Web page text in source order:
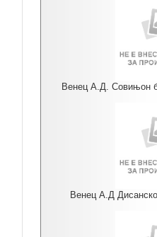
Венец А.Д. Совињон
Венец А.Д